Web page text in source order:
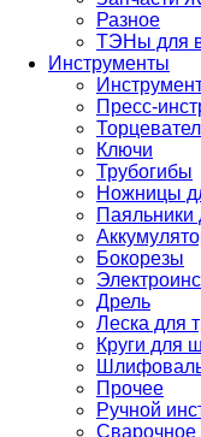
Разное
ТЭНы для
Инструменты
Пресс-
Ключи
Трубогибы
Ножницы
Паяльники
Бокорезы
Дрель
Леска для
Круги для
Прочее
Ручной
Сварочное